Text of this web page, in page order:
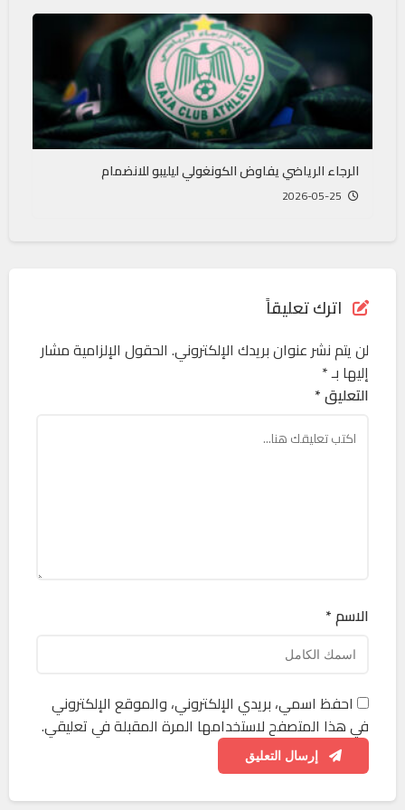
الرجاء الرياضي يفاوض الكونغولي ليليبو للانضمام
اترك تعليقاً
لن يتم نشر عنوان بريدك الإلكتروني. الحقول الإلزامية مشار
إليها بـ*
التعليق *
الاسم *
احفظ اسمي، بريدي الإلكتروني، والموقع الإلكتروني
في هذا المتصفح لاستخدامها المرة المقبلة في تعليقي.